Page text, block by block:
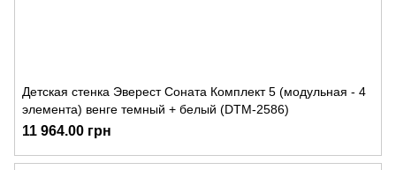
Детская стенка Эверест Соната Комплект 5 (модульная - 4
элемента) венге темный + белый (DTM-2586)
11 964.00 грн